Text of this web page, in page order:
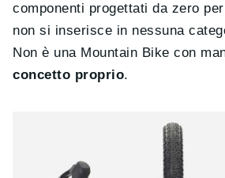
componenti progettati da zero
non si inserisce in nessuna
Non è una Mountain Bike con
concetto proprio.